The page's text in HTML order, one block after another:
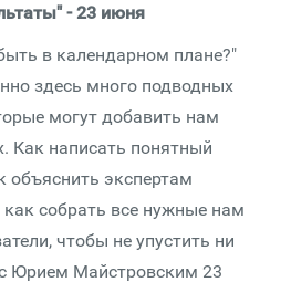
- 23 июня
в календарном плане?"
здесь много подводных
могут добавить нам
Как написать понятный
объяснить экспертам
собрать все нужные нам
чтобы не упустить ни
Юрием Майстровским 23